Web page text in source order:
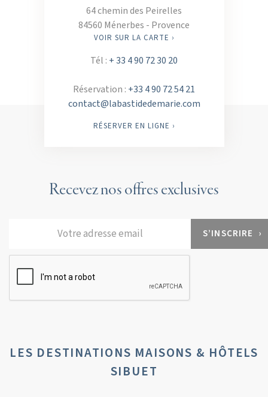
Recevez nos offres exclusives
64 chemin des Peirelles
84560 Ménerbes - Provence
VOIR SUR LA CARTE ›
Tél : + 33 4 90 72 30 20
Réservation : +33 4 90 72 54 21
contact@labastidedemarie.com
RÉSERVER EN LIGNE ›
LES DESTINATIONS MAISONS & HÔTELS
SIBUET